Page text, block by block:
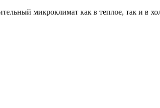
микроклимат как в теплое, так и в